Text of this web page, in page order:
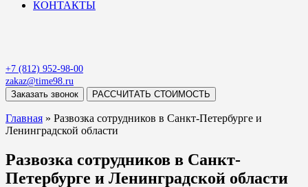
КОНТАКТЫ
+7 (812) 952-98-00
zakaz@time98.ru
Заказать звонок
РАССЧИТАТЬ СТОИМОСТЬ
Главная » Развозка сотрудников в Санкт-Петербурге и
Ленинградской области
Развозка сотрудников в Санкт-
Петербурге и Ленинградской области